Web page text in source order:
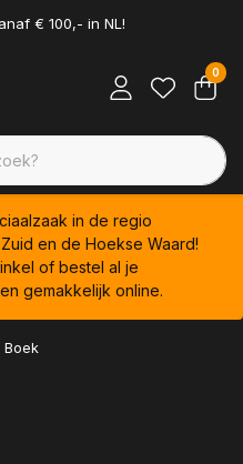
€ 100,- in NL!
0
in de regio
en de Hoekse Waard!
of bestel al je
gemakkelijk online.
Boek